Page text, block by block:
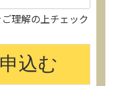
理解の上チェック